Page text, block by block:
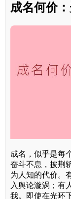
成名何价
成名，似乎是每
奋斗不息，披荆
为人知的代价。
入舆论漩涡；有
我。即使在光环